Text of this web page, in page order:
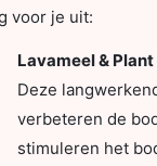
voor je uit:
Lavameel &
Deze
verbeteren de
stimuleren het